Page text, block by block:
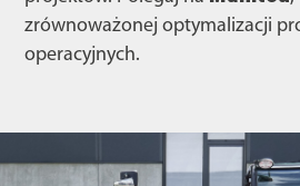
zrównoważonej optymalizacji
operacyjnych.